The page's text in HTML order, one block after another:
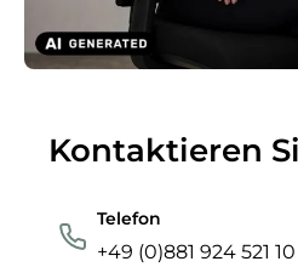
Kontaktieren
Telefon
+49 (0)881 924 521 10